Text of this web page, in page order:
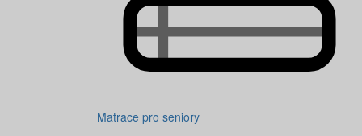
Matrace pro seniory